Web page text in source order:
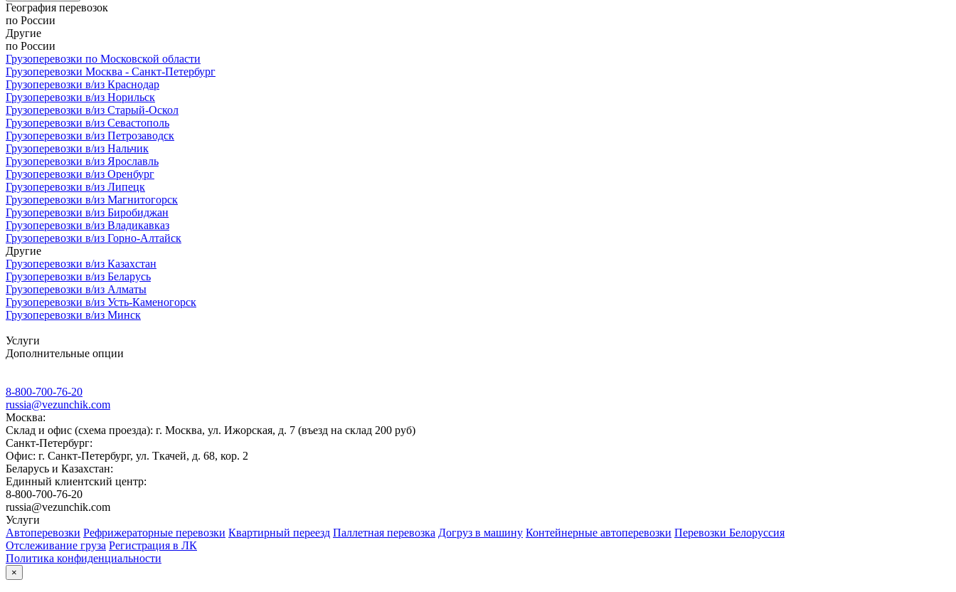
География перевозок
по России
Другие
по России
Грузоперевозки по Московской области
Грузоперевозки Москва - Санкт-Петербург
Грузоперевозки в/из Краснодар
Грузоперевозки в/из Норильск
Грузоперевозки в/из Старый-Оскол
Грузоперевозки в/из Севастополь
Грузоперевозки в/из Петрозаводск
Грузоперевозки в/из Нальчик
Грузоперевозки в/из Ярославль
Грузоперевозки в/из Оренбург
Грузоперевозки в/из Липецк
Грузоперевозки в/из Магнитогорск
Грузоперевозки в/из Биробиджан
Грузоперевозки в/из Владикавказ
Грузоперевозки в/из Горно-Алтайск
Другие
Грузоперевозки в/из Казахстан
Грузоперевозки в/из Беларусь
Грузоперевозки в/из Алматы
Грузоперевозки в/из Усть-Каменогорск
Грузоперевозки в/из Минск
Услуги
Дополнительные опции
8-800-700-76-20
russia@vezunchik.com
Москва:
Склад и офис (схема проезда): г. Москва, ул. Ижорская, д. 7 (въезд на склад 200 руб)
Санкт-Петербург:
Офис: г. Санкт-Петербург, ул. Ткачей, д. 68, кор. 2
Беларусь и Казахстан:
Единный клиентский центр:
8-800-700-76-20
russia@vezunchik.com
Услуги
Автоперевозки Рефрижераторные перевозки Квартирный переезд Паллетная перевозка Догруз в машину Контейнерные автоперевозки Перевозки Белоруссия
Отслеживание груза Регистрация в ЛК
Политика конфиденциальности
×